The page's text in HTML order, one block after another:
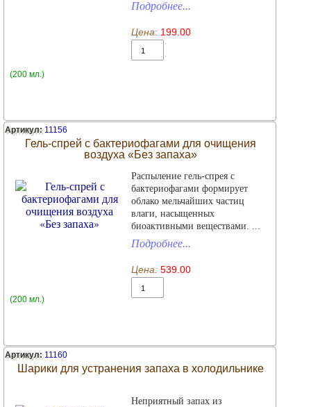
(200 мл.)
Подробнее...
Цена: 199.00
Артикул: 11156
Гель-спрей с бактериофагами для очищения
воздуха «Без запаха»
(200 мл.)
Распыление гель-спрея с
бактериофагами формирует
облако мельчайших частиц
влаги, насыщенных
биоактивными веществами. ...
Подробнее...
Цена: 539.00
Артикул: 11160
Шарики для устранения запаха в холодильнике
Неприятный запах из